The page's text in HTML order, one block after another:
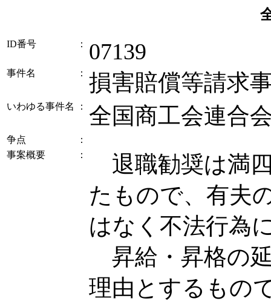
ID番号 ： 07139
事件名 ： 損害賠償等請求
いわゆる事件名 ： 全国商工会連合
争点
：
事案概要
：
退職勧奨は満
たもので、有夫
はなく不法行為
昇給・昇格の
理由とするもの